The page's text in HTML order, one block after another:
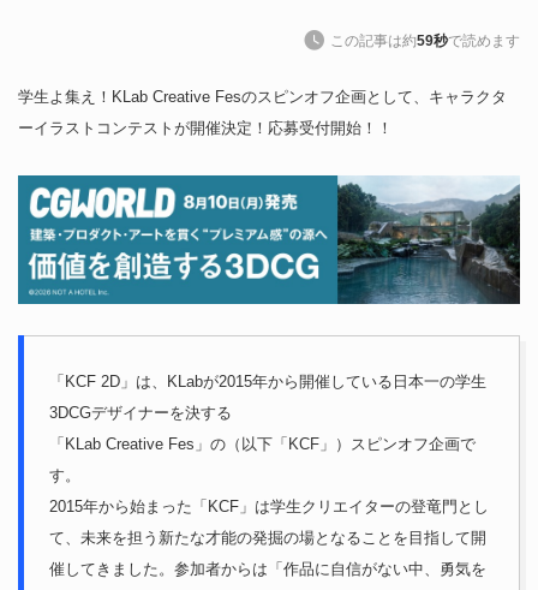
この記事は約59秒で読めます
学生よ集え！KLab Creative Fesのスピンオフ企画として、キャラクタ
ーイラストコンテストが開催決定！応募受付開始！！
「KCF 2D」は、KLabが2015年から開催している日本一の学生
3DCGデザイナーを決する
「KLab Creative Fes」の（以下「KCF」）スピンオフ企画で
す。
2015年から始まった「KCF」は学生クリエイターの登竜門とし
て、未来を担う新たな才能の発掘の場となることを目指して開
催してきました。参加者からは「作品に自信がない中、勇気を